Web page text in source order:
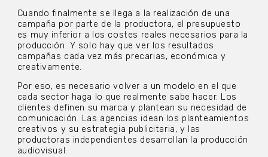
Cuando finalmente se llega a la realización de una
campaña por parte de la productora, el presupuesto
es muy inferior a los costes reales necesarios para la
producción. Y solo hay que ver los resultados:
campañas cada vez más precarias, económica y
creativamente.
Por eso, es necesario volver a un modelo en el que
cada sector haga lo que realmente sabe hacer. Los
clientes definen su marca y plantean su necesidad de
comunicación. Las agencias idean los planteamientos
creativos y su estrategia publicitaria, y las
productoras independientes desarrollan la producción
audiovisual.